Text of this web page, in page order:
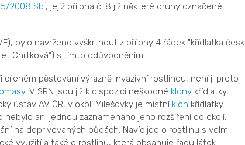
2008 Sb. , jejíž příloha č. 8 již některé druhy označené
bylo navrženo vyškrtnout z přílohy 4 řádek "křídlatka
Chrtková“) s tímto odůvodněním:
pěstování výrazně invazivní rostlinou, není ji proto
. V SRN jsou již k dispozici neškodné klonykřídlatky,
ústav AV ČR, v okolí Milešovky je místní klon křídlatky
ani jednou zaznamenáno jeho rozšíření do okolí.
na deprivovaných půdách. Navíc jde o rostlinu s velmi
využití a také o rostlinu, která obsahuje řadu látek